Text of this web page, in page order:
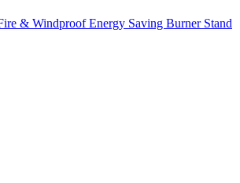
& Windproof Energy Saving Burner Stand